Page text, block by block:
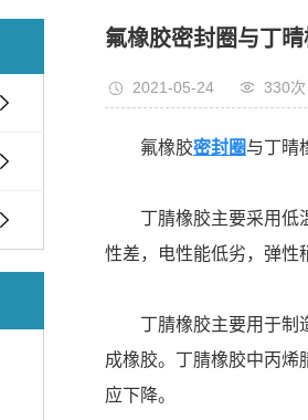
氟橡胶密封圈与丁
2021-05-24 330次
氟橡胶密封圈与丁晴
丁腈橡胶主要采用低
性差，电性能低劣，弹性
丁腈橡胶主要用于制
成橡胶。丁腈橡胶中丙烯
应下降。